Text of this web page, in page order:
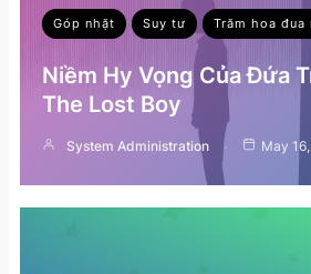
Góp nhặt Suy tư Trăm hoa đua
Niềm Hy Vọng Của Đứa
The Lost Boy
System Administration May